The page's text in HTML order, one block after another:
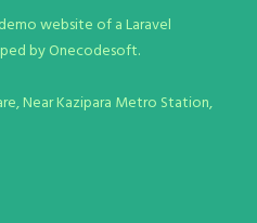
website of a Laravel
by Onecodesoft.
Near Kazipara Metro Station,